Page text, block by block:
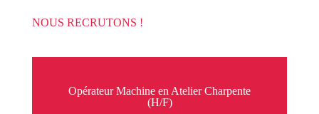
NOUS RECRUTONS !
Opérateur Machine en Atelier Charpente
(H/F)